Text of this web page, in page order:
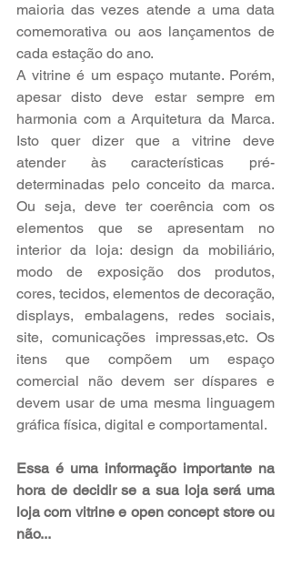
maioria das vezes atende a uma data
comemorativa ou aos lançamentos de
cada estação do ano.
A vitrine é um espaço mutante. Porém,
apesar disto deve estar sempre em
harmonia com a Arquitetura da Marca.
Isto quer dizer que a vitrine deve
atender às características pré-
determinadas pelo conceito da marca.
Ou seja, deve ter coerência com os
elementos que se apresentam no
interior da loja: design da mobiliário,
modo de exposição dos produtos,
cores, tecidos, elementos de decoração,
displays, embalagens, redes sociais,
site, comunicações impressas,etc. Os
itens que compõem um espaço
comercial não devem ser díspares e
devem usar de uma mesma linguagem
gráfica física, digital e comportamental.
Essa é uma informação importante na
hora de decidir se a sua loja será uma
loja com vitrine e open concept store ou
não...